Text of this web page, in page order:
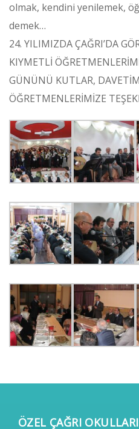
olmak, kendini yenilemek,
demek…
24. YILIMIZDA ÇAĞRI’DA
KIYMETLİ
GÜNÜNÜ KUTLAR,
ÖĞRETMENLERİMİZE
ÖZEL ÇAĞRI OKULLARI